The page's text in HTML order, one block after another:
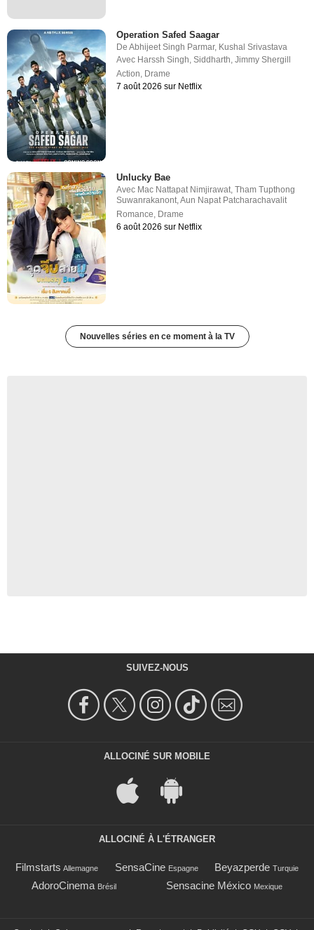
Operation Safed Saagar
DeAbhijeet Singh Parmar, Kushal Srivastava
Avec Harssh Singh ,Siddharth ,Jimmy Shergill
Action Drame
7 août 2026 sur Netflix
Unlucky Bae
Avec Mac Nattapat Nimjirawat,Tham Tupthong
Suwanrakanont,Aun Napat Patcharachavalit
Romance, Drame
6 août 2026 sur Netflix
Nouvelles séries en ce moment à la TV
SUIVEZ-NOUS
ALLOCINÉ SUR MOBILE
ALLOCINÉ À L'ÉTRANGER
Filmstarts Allemagne SensaCine Espagne Beyazperde Turquie
AdoroCinema Brésil Sensacine México Mexique